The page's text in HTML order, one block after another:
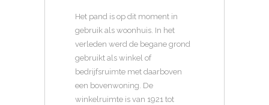
Het pand is op dit moment in
gebruik als woonhuis. In het
verleden werd de begane grond
gebruikt als winkel of
bedrijfsruimte met daarboven
een bovenwoning. De
winkelruimte is van 1921 tot